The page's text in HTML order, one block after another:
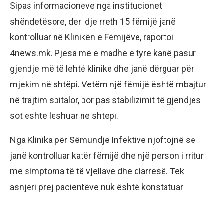
Sipas informacioneve nga institucionet
shëndetësore, deri dje rreth 15 fëmijë janë
kontrolluar në Klinikën e Fëmijëve, raportoi
4news.mk. Pjesa më e madhe e tyre kanë pasur
gjendje më të lehtë klinike dhe janë dërguar për
mjekim në shtëpi. Vetëm një fëmijë është mbajtur
në trajtim spitalor, por pas stabilizimit të gjendjes
sot është lëshuar në shtëpi.
Nga Klinika për Sëmundje Infektive njoftojnë se
janë kontrolluar katër fëmijë dhe një person i rritur
me simptoma të të vjellave dhe diarresë. Tek
asnjëri prej pacientëve nuk është konstatuar